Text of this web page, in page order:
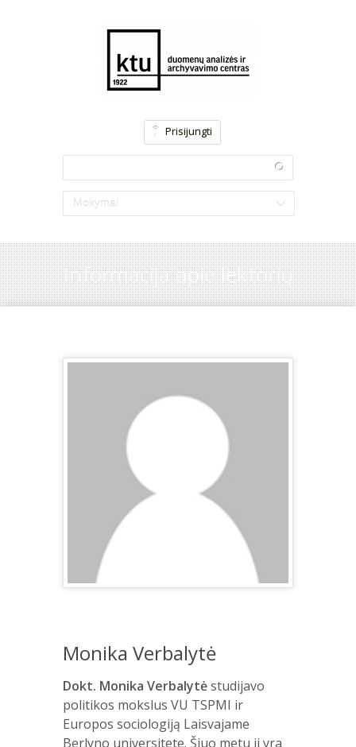
Prisijungti
Mokymai
Informacija apie lektorių
Monika Verbalytė
Dokt. Monika Verbalytėstudijavo
politikos mokslus VU TSPMI ir
Europos sociologiją Laisvajame
Berlyno universitete. Šiuo metu ji yra